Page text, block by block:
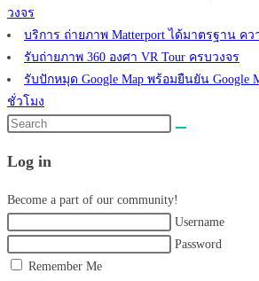
วงจร
บริการ ถ่ายภาพ Matterport ได้มาตรฐาน คว
รับถ่ายภาพ 360 องศา VR Tour ครบวงจร
รับปักหมุด Google Map พร้อมยืนยัน Google
ชั่วโมง
Search
website
Log in
Become a part of our community!
Username
Password
Remember Me